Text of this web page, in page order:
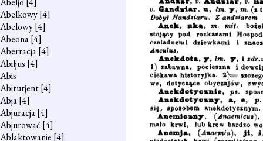
Abelkowy[4]
Abelowy[4]
Abeona[4]
Aberracja[4]
Abiljus [4]
Abis
Abiturjent[4]
Abja[4]
Abjuracja[4]
Abjurować [4]
Ablaktowanie [4]